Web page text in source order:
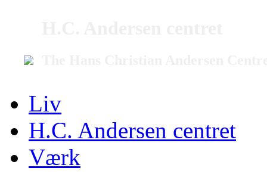
Liv
H.C. Andersen centret
Værk